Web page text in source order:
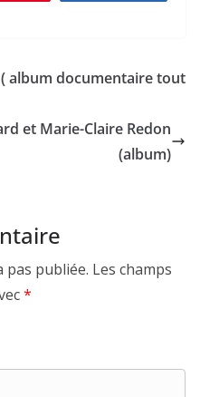
album documentaire tout
et Marie-Claire Redon
(album)
pas publiée. Les champs
*